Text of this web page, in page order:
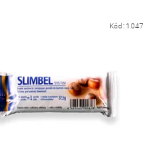
Kód: 1047